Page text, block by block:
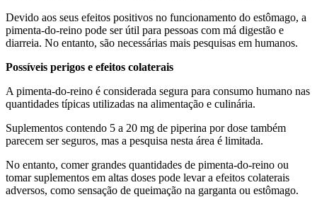
Devido aos seus efeitos positivos no funcionamento do estômago, a
pimenta-do-reino pode ser útil para pessoas com má digestão e
diarreia. No entanto, são necessárias mais pesquisas em humanos.
Possíveis perigos e efeitos colaterais
A pimenta-do-reino é considerada segura para consumo humano nas
quantidades típicas utilizadas na alimentação e culinária.
Suplementos contendo 5 a 20 mg de piperina por dose também
parecem ser seguros, mas a pesquisa nesta área é limitada.
No entanto, comer grandes quantidades de pimenta-do-reino ou
tomar suplementos em altas doses pode levar a efeitos colaterais
adversos, como sensação de queimação na garganta ou estômago.